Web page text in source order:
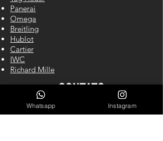
Panerai
Omega
Breitling
Hublot
Cartier
IWC
Richard Mille
CONTATO
Whatsapp Instagram